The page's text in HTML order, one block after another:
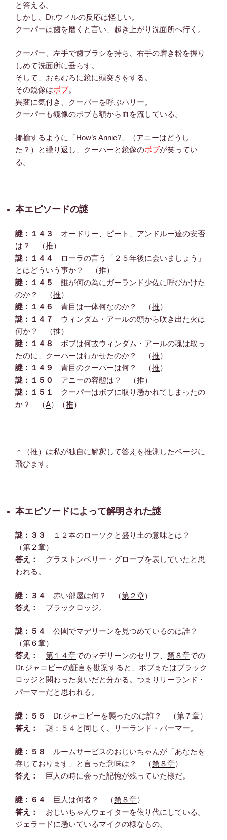
と答える。
しかし、Dr.ウィルの反応は怪しい。
クーパーは歯を磨くと言い、起き上がり洗面所へ行く。
クーパー、左手で歯ブラシを持ち、右手の磨き粉を握り
しめて洗面所に垂らす。
そして、おもむろに鏡に頭突きをする。
その鏡像はボブ。
異変に気付き、クーパーを呼ぶハリー。
クーパーも鏡像のボブも額から血を流している。
揶揄するように「How’s Annie?」（アニーはどうし
た？）と繰り返し、クーパーと鏡像のボブが笑ってい
る。
本エピソードの謎
謎：１４３
オードリー、ピート、アンドルー達の安否
は？ （推）
謎：１４４
ローラの言う「２５年後に会いましょう」
とはどういう事か？ （推）
謎：１４５
誰が何の為にガーランド少佐に呼びかけた
のか？ （推）
謎：１４６
青目は一体何なのか？ （推）
謎：１４７
ウィンダム・アールの頭から吹き出た火は
何か？ （推）
謎：１４８
ボブは何故ウィンダム・アールの魂は取っ
たのに、クーパーは行かせたのか？ （推）
謎：１４９
青目のクーパーは何？ （推）
謎：１５０
アニーの容態は？ （推）
謎：１５１
クーパーはボブに取り憑かれてしまったの
か？ （A）（推）
＊（推）は私が独自に解釈して答えを推測したページに
飛びます。
本エピソードによって解明された謎
謎：３３
１２本のローソクと盛り土の意味とは？
（第２章）
答え：
グラストンベリー・グローブを表していたと思
われる。
謎：３４ 赤い部屋は何？ （第２章）
答え：
ブラックロッジ。
謎：５４
公園でマデリーンを見つめているのは誰？
（第６章）
答え：
第１４章でのマデリーンのセリフ、 第８章での
Dr.ジャコビーの証言を勘案すると、ボブまたはブラック
ロッジと関わった臭いだと分かる。つまりリーランド・
パーマーだと思われる。
謎：５５ Dr.ジャコビーを襲ったのは誰？ （第７章）
答え：
謎：５４と同じく、リーランド・パーマー。
謎：５８
ルームサービスのおじいちゃんが「あなたを
存じております」と言った意味は？ （第８章）
答え：
巨人の時に会った記憶が残っていた様だ。
謎：６４ 巨人は何者？ （第８章）
答え：
おじいちゃんウェイターを依り代にしている。
ジェラードに憑いているマイクの様なもの。